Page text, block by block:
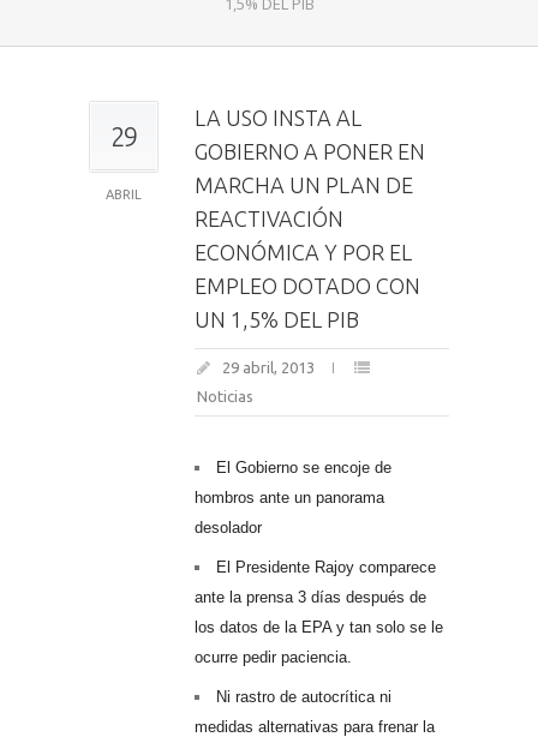
29
ABRIL
LA USO INSTA AL
GOBIERNO A PONER EN
MARCHA UN PLAN DE
REACTIVACIÓN
ECONÓMICA Y POR EL
EMPLEO DOTADO CON
UN 1,5% DEL PIB
29 abril, 2013
Noticias
El Gobierno se encoje de
hombros ante un panorama
desolador
El Presidente Rajoy comparece
ante la prensa 3 días después de
los datos de la EPA y tan solo se le
ocurre pedir paciencia.
Ni rastro de autocrítica ni
medidas alternativas para frenar la